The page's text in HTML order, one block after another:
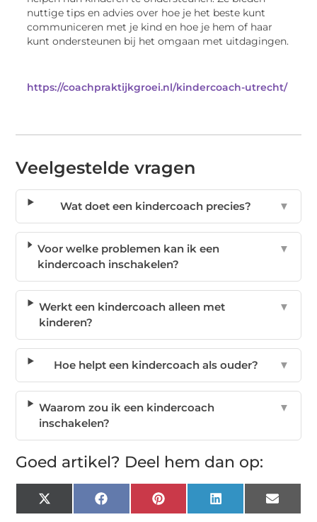
nuttige tips en advies over hoe je het beste kunt
communiceren met je kind en hoe je hem of haar
kunt ondersteunen bij het omgaan met uitdagingen.
https://coachpraktijkgroei.nl/kindercoach-utrecht/
Veelgestelde vragen
Wat doet een kindercoach precies? ▼
Voor welke problemen kan ik een
kindercoach inschakelen?
▼
Werkt een kindercoach alleen met
kinderen?
▼
Hoe helpt een kindercoach als ouder? ▼
Waarom zou ik een kindercoach
inschakelen?
▼
Goed artikel? Deel hem dan op:
X
(Twitter)
FacebookPinterest LinkedIn Email